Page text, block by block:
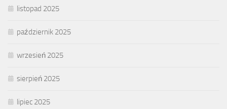
listopad 2025
październik 2025
wrzesień 2025
sierpień 2025
lipiec 2025